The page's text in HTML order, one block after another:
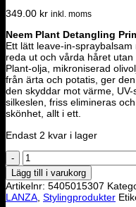
349.00 kr inkl. moms
Neem Plant Detangling
Ett lätt leave-in-
reda ut och vårda håret
Plant-olja, mikroniserad
från ärta och potatis, ger
den skyddar mot värme,
silkeslen, friss elimineras
skönhet, allt i ett.
Endast 2 kvar i lager
L'ANZA
Healing
Strength
Neem
Plant
Lägg till i varukorg
Artikelnr: 5405015307
LANZA Stylingprodukter